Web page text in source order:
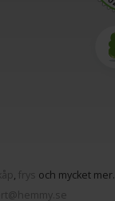
, frys
och mycket mer.